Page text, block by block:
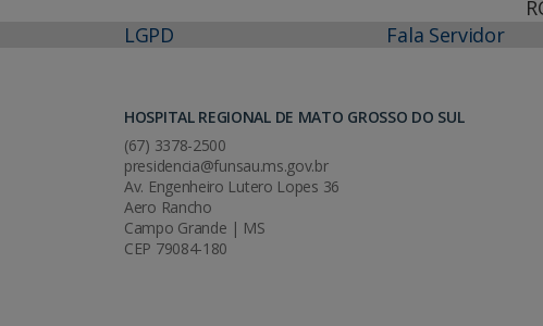
LGPD
Fala Servidor
HOSPITAL REGIONAL DE MATO GROSSO DO SUL
(67) 3378-2500
presidencia@funsau.ms.gov.br
Av. Engenheiro Lutero Lopes 36
Aero Rancho
Campo Grande | MS
CEP 79084-180